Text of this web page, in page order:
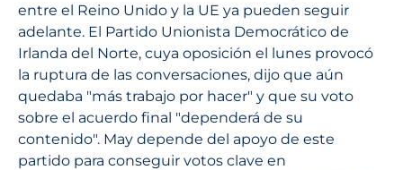
entre el Reino Unido y la UE ya pueden seguir
adelante. El Partido Unionista Democrático de
Irlanda del Norte, cuya oposición el lunes provocó
la ruptura de las conversaciones, dijo que aún
quedaba "más trabajo por hacer" y que su voto
sobre el acuerdo final "dependerá de su
contenido". May depende del apoyo de este
partido para conseguir votos clave en